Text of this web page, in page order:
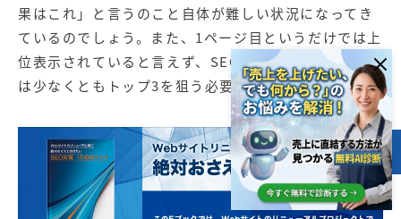
果はこれ」と言うのこと自体が難しい状況になってき
ているのでしょう。また、1ページ目というだけでは上
位表示されていると言えず、SEOで効果を出すために
は少なくともトップ3を狙う必要があるでしょう。
目次